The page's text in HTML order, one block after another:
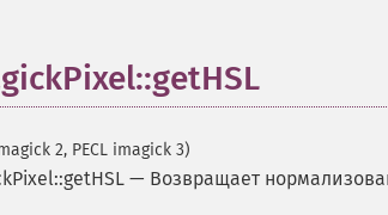
2, PECL imagick 3)
— Возвращает